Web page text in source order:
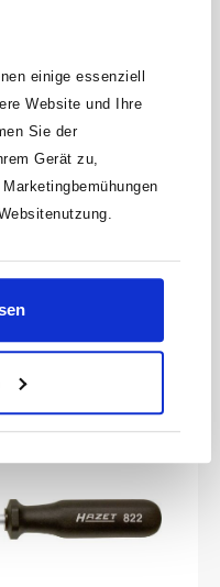
einige essenziell
Website und Ihre
Sie der
Gerät zu,
821-1 · 260 mm
/ Länge: